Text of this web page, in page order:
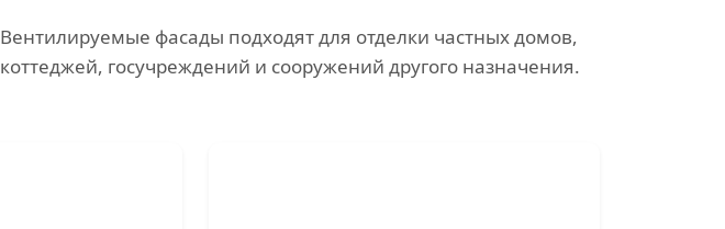
Вентилируемые фасады подходят для отделки частных домов,
коттеджей, госучреждений и сооружений другого назначения.